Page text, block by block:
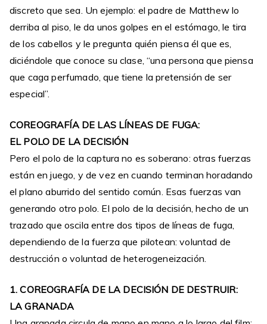
discreto que sea. Un ejemplo: el padre de Matthew lo
derriba al piso, le da unos golpes en el estómago, le tira
de los cabellos y le pregunta quién piensa él que es,
diciéndole que conoce su clase, “una persona que piensa
que caga perfumado, que tiene la pretensión de ser
especial”.
COREOGRAFÍA DE LAS LÍNEAS DE FUGA:
EL POLO DE LA DECISIÓN
Pero el polo de la captura no es soberano: otras fuerzas
están en juego, y de vez en cuando terminan horadando
el plano aburrido del sentido común. Esas fuerzas van
generando otro polo. El polo de la decisión, hecho de un
trazado que oscila entre dos tipos de líneas de fuga,
dependiendo de la fuerza que pilotean: voluntad de
destrucción o voluntad de heterogeneización.
1. COREOGRAFÍA DE LA DECISIÓN DE DESTRUIR:
LA GRANADA